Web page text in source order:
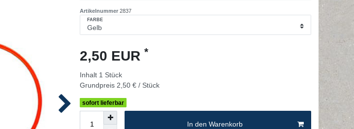
Artikelnummer 2837
FARBE
2,50 EUR *
Inhalt 1 Stück
Grundpreis 2,50 € / Stück
sofort lieferbar
In den Warenkorb